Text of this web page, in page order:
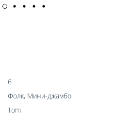
6
Фолк, Мини-джамбо
Tom